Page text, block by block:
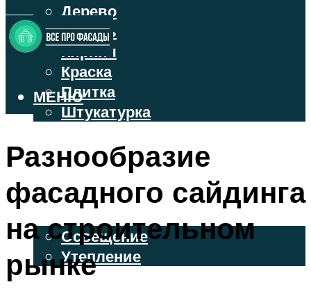
Дерево
Камень
Кирпич
Краска
Плитка
Штукатурка
ФАСАДНЫЙ САЙДИНГ
ОСВЕЩЕНИЕ И УТЕПЛЕНИЕ
Освещение
Утепление
МЕНЮ
Разнообразие
фасадного сайдинга
на строительном
рынке